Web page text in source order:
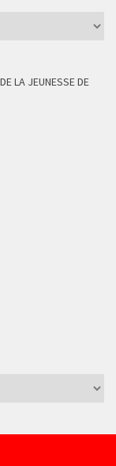
LA JEUNESSE DE